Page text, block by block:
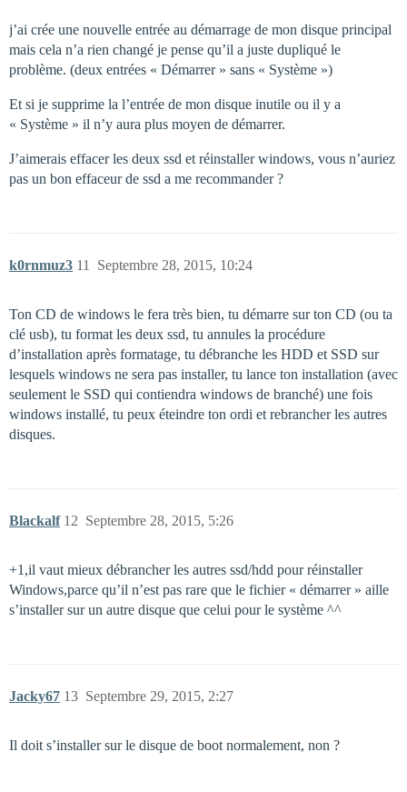
j’ai crée une nouvelle entrée au démarrage de mon disque principal
mais cela n’a rien changé je pense qu’il a juste dupliqué le
problème. (deux entrées « Démarrer » sans « Système »)
Et si je supprime la l’entrée de mon disque inutile ou il y a
« Système » il n’y aura plus moyen de démarrer.
J’aimerais effacer les deux ssd et réinstaller windows, vous n’auriez
pas un bon effaceur de ssd a me recommander ?
k0rnmuz3 Septembre 28, 2015, 10:24
11
Ton CD de windows le fera très bien, tu démarre sur ton CD (ou ta
clé usb), tu format les deux ssd, tu annules la procédure
d’installation après formatage, tu débranche les HDD et SSD sur
lesquels windows ne sera pas installer, tu lance ton installation (avec
seulement le SSD qui contiendra windows de branché) une fois
windows installé, tu peux éteindre ton ordi et rebrancher les autres
disques.
Blackalf Septembre 28, 2015, 5:26
12
+1,il vaut mieux débrancher les autres ssd/hdd pour réinstaller
Windows,parce qu’il n’est pas rare que le fichier « démarrer » aille
s’installer sur un autre disque que celui pour le système ^^
Jacky67 Septembre 29, 2015, 2:27
13
Il doit s’installer sur le disque de boot normalement, non ?